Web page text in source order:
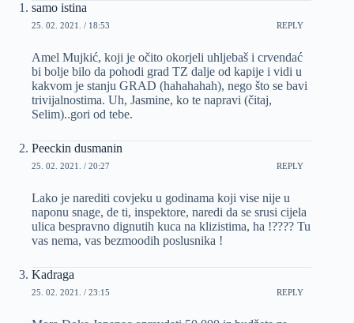
samo istina
25. 02. 2021. / 18:53 REPLY
Amel Mujkić, koji je očito okorjeli uhljebaš i crvendać
bi bolje bilo da pohodi grad TZ dalje od kapije i vidi u
kakvom je stanju GRAD (hahahahah), nego što se bavi
trivijalnostima. Uh, Jasmine, ko te napravi (čitaj,
Selim)..gori od tebe.
Peeckin dusmanin
25. 02. 2021. / 20:27 REPLY
Lako je narediti covjeku u godinama koji vise nije u
naponu snage, de ti, inspektore, naredi da se srusi cijela
ulica bespravno dignutih kuca na klizistima, ha !???? Tu
vas nema, vas bezmoodih poslusnika !
Kadraga
25. 02. 2021. / 23:15 REPLY